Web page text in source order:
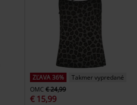
ZĽAVA 36%
Takmer vypredané
OMC € 24,99
€ 15,99